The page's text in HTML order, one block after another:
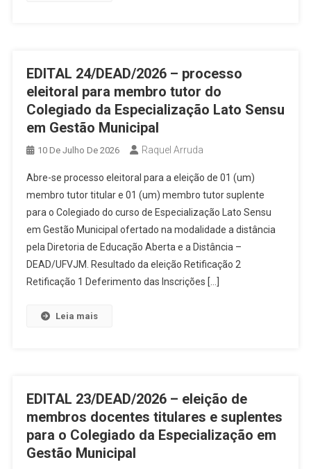
EDITAL 24/DEAD/2026 – processo
eleitoral para membro tutor do
Colegiado da Especialização Lato Sensu
em Gestão Municipal
10 De Julho De 2026 Raquel Arruda
Abre-se processo eleitoral para a eleição de 01 (um)
membro tutor titular e 01 (um) membro tutor suplente
para o Colegiado do curso de Especialização Lato Sensu
em Gestão Municipal ofertado na modalidade a distância
pela Diretoria de Educação Aberta e a Distância –
DEAD/UFVJM. Resultado da eleição Retificação 2
Retificação 1 Deferimento das Inscrições […]
Leia mais
EDITAL 23/DEAD/2026 – eleição de
membros docentes titulares e suplentes
para o Colegiado da Especialização em
Gestão Municipal